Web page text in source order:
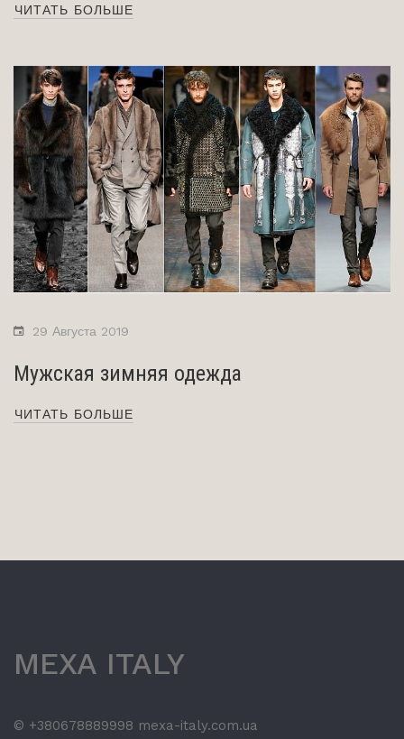
ЧИТАТЬ БОЛЬШЕ
29 Августа 2019
Мужская зимняя одежда
ЧИТАТЬ БОЛЬШЕ
MEXA ITALY
© +380678889998 mexa-italy.com.ua